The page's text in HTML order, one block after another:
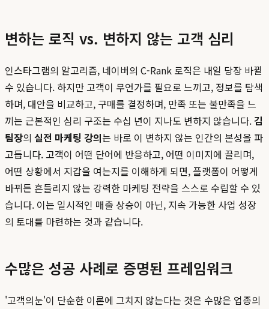
변하는 로직 vs. 변하지 않는 고객 심리
인스타그램의 알고리즘, 네이버의 C-Rank 로직은 내일 당장 바뀔
수 있습니다. 하지만 고객이 무언가를 필요로 느끼고, 정보를 탐색
하며, 대안을 비교하고, 구매를 결정하며, 만족 또는 불만족을 느
끼는 근본적인 심리 구조는 수십 년이 지나도 변하지 않습니다.김
팀장의 실전 마케팅 강의는 바로 이 변하지 않는 인간의 본성을 파
고듭니다. 고객이 어떤 단어에 반응하고, 어떤 이미지에 끌리며,
어떤 상황에서 지갑을 여는지를 이해하게 되면, 플랫폼이 어떻게
바뀌든 흔들리지 않는 강력한 마케팅 전략을 스스로 수립할 수 있
습니다. 이는 일시적인 매출 상승이 아닌, 지속 가능한 사업 성장
의 토대를 마련하는 것과 같습니다.
수많은 성공 사례로 증명된 프레임워크
'고객의눈'이 단순한 이론에 그치지 않는다는 것은 수많은 업종의